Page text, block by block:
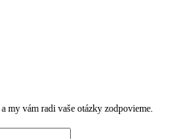
a my vám radi vaše otázky zodpovieme.